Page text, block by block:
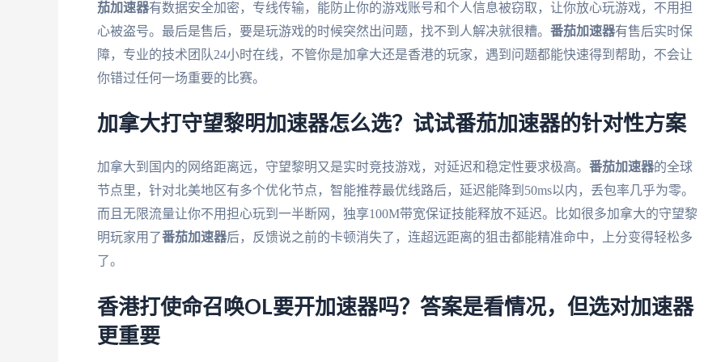
茄加速器有数据安全加密，专线传输，能防止你的游戏账号和个人信息被窃取，让你放心玩游戏，不用担
心被盗号。最后是售后，要是玩游戏的时候突然出问题，找不到人解决就很糟。 番茄加速器有售后实时保
障，专业的技术团队24小时在线，不管你是加拿大还是香港的玩家，遇到问题都能快速得到帮助，不会让
你错过任何一场重要的比赛。
加拿大打守望黎明加速器怎么选？试试番茄加速器的针对性方案
加拿大到国内的网络距离远，守望黎明又是实时竞技游戏，对延迟和稳定性要求极高。 番茄加速器的全球
节点里，针对北美地区有多个优化节点，智能推荐最优线路后，延迟能降到50ms以内，丢包率几乎为零。
而且无限流量让你不用担心玩到一半断网，独享100M带宽保证技能释放不延迟。比如很多加拿大的守望黎
明玩家用了番茄加速器后，反馈说之前的卡顿消失了，连超远距离的狙击都能精准命中，上分变得轻松多
了。
香港打使命召唤OL要开加速器吗？答案是看情况，但选对加速器
更重要